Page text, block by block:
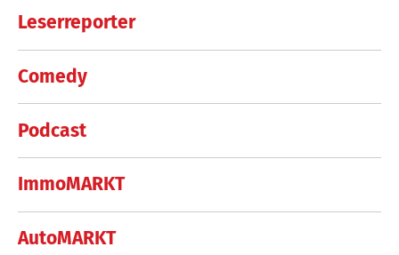
Leserreporter
Comedy
Podcast
ImmoMARKT
AutoMARKT